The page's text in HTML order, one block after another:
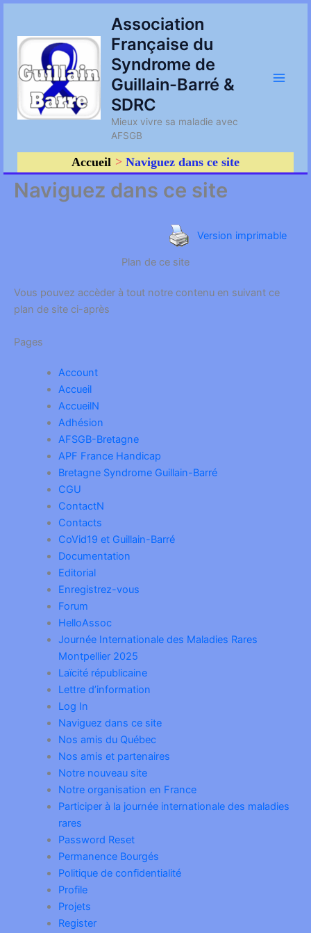
Aller
contenu
Association
Française du
Syndrome de
Guillain-Barré &
SDRC
Mieux vivre sa maladie avec
AFSGB
Accueil Naviguez dans ce site
Naviguez dans ce site
Version imprimable
Plan de ce site
Vous pouvez accèder à tout notre contenu en suivant ce
plan de site ci-après
Pages
Account
Accueil
AccueilN
Adhésion
AFSGB-Bretagne
APF France Handicap
Bretagne Syndrome Guillain-Barré
CGU
ContactN
Contacts
CoVid19 et Guillain-Barré
Documentation
Editorial
Enregistrez-vous
Forum
HelloAssoc
Journée Internationale des Maladies Rares
Montpellier 2025
Laïcité républicaine
Lettre d’information
Log In
Naviguez dans ce site
Nos amis du Québec
Nos amis et partenaires
Notre nouveau site
Notre organisation en France
Participer à la journée internationale des maladies
rares
Password Reset
Permanence Bourgés
Politique de confidentialité
Profile
Projets
Register